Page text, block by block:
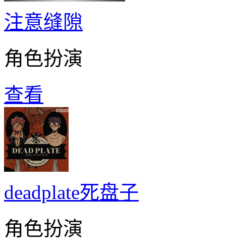
注意缝隙
角色扮演
查看
deadplate死盘子
角色扮演